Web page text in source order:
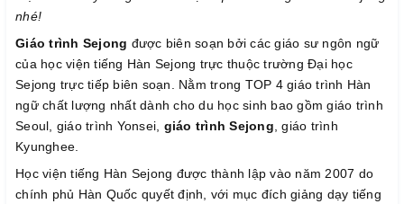
nhé!
Giáo trình Sejong được biên soạn bởi các giáo sư ngôn ngữ
của học viện tiếng Hàn Sejong trực thuộc trường Đại học
Sejong trực tiếp biên soạn. Nằm trong TOP 4 giáo trình Hàn
ngữ chất lượng nhất dành cho du học sinh bao gồm giáo trình
Seoul, giáo trình Yonsei, giáo trình Sejong , giáo trình
Kyunghee.
Học viện tiếng Hàn Sejong được thành lập vào năm 2007 do
chính phủ Hàn Quốc quyết định, với mục đích giảng dạy tiếng